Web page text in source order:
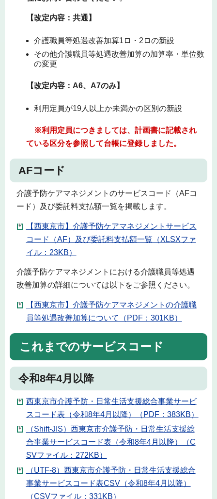
【改定内容：共通】
介護職員等処遇改善加算1ロ・2ロの新設
その他介護職員等処遇改善加算の加算率・単位数
の変更
【改定内容：A6、A7のみ】
利用定員が19人以上か未満かの区別の新設
※利用定員につきましては、計画書に記載され
ている区分を参照して台帳に登録しました。
AFコード
介護予防ケアマネジメントのサービスコード（AFコ
ード）及び委託料支払額一覧を掲載します。
【西東京市】介護予防ケアマネジメントサービス
コード（AF）及び委託料支払額一覧（XLSXファ
イル：23KB）
介護予防ケアマネジメントにおける介護職員等処遇
改善加算の詳細については以下をご参照ください。
【西東京市】介護予防ケアマネジメントの介護職
員等処遇改善加算について（PDF：301KB）
これまでのサービスコード
令和8年4月以降
西東京市介護予防・日常生活支援総合事業サービ
スコード表（令和8年4月以降）（PDF：383KB）
（Shift-JIS）西東京市介護予防・日常生活支援総
合事業サービスコード表（令和8年4月以降）（C
SVファイル：272KB）
（UTF-8）西東京市介護予防・日常生活支援総合
事業サービスコード表CSV（令和8年4月以降）
（CSVファイル：331KB）